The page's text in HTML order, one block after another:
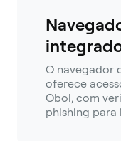
O navegador
oferece
Obol, com
phishing para